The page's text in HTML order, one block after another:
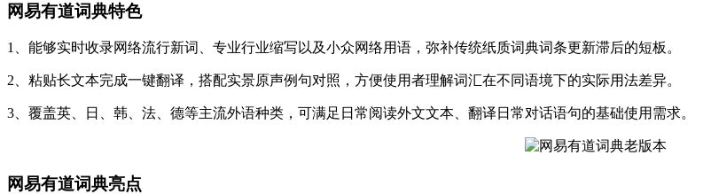
网易有道词典特色
1、能够实时收录网络流行新词、专业行业缩写以及小众网络用语，弥补传统纸质词典词条更新滞后的短板。
2、粘贴长文本完成一键翻译，搭配实景原声例句对照，方便使用者理解词汇在不同语境下的实际用法差异。
3、覆盖英、日、韩、法、德等主流外语种类，可满足日常阅读外文文本、翻译日常对话语句的基础使用需求。
网易有道词典亮点